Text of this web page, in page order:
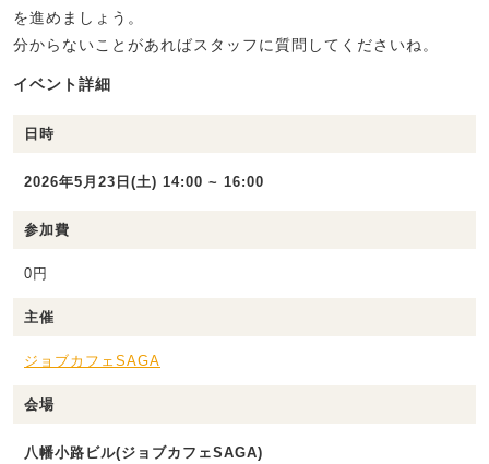
を進めましょう。
分からないことがあればスタッフに質問してくださいね。
イベント詳細
日時
2026年5月23日(土) 14:00 ~ 16:00
参加費
0円
主催
ジョブカフェSAGA
会場
八幡小路ビル(ジョブカフェSAGA)